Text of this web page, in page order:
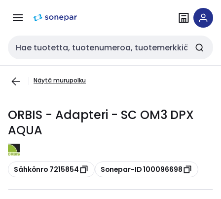
navigointiinsisältöön
Haku
Näytä murupolku
ORBIS - Adapteri - SC OM3 DPX
AQUA
Kopioi
Sähkönro 7215854 Kopioi
Sonepar-ID 100096698